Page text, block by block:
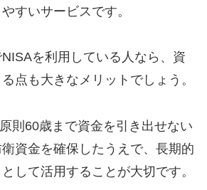
すいサービスです。
を利用している人なら、資
点も大きなメリットでしょう。
則60歳まで資金を引き出せない
資金を確保したうえで、長期的
して活用することが大切です。